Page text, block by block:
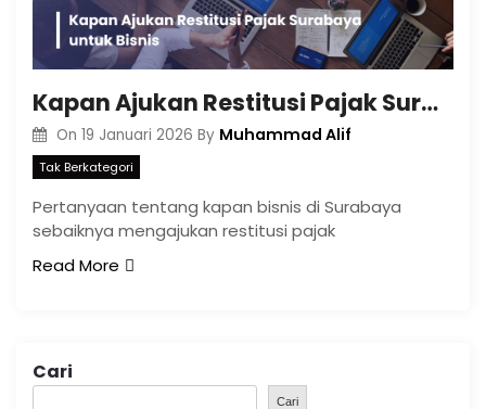
Kapan Ajukan Restitusi Pajak Surabaya untuk Bisnis
On 19 Januari 2026 By Muhammad Alif
Tak Berkategori
Pertanyaan tentang kapan bisnis di Surabaya
sebaiknya mengajukan restitusi pajak
Read More
Cari
Cari